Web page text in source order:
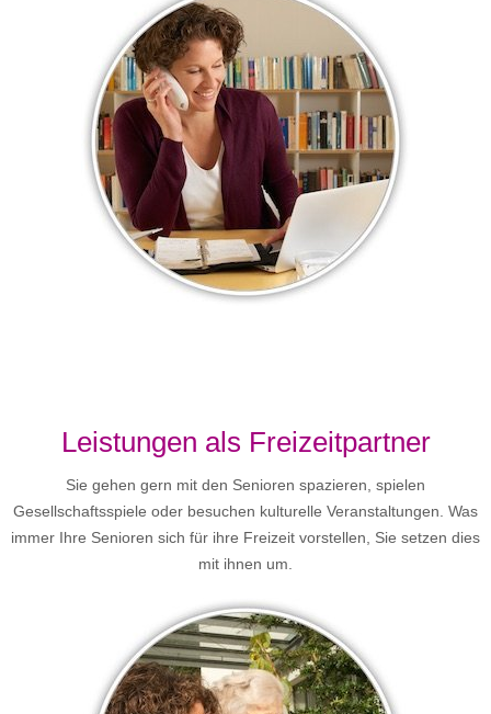
Leistungen als Freizeitpartner
Sie gehen gern mit den Senioren spazieren, spielen
Gesellschaftsspiele oder besuchen kulturelle Veranstaltungen. Was
immer Ihre Senioren sich für ihre Freizeit vorstellen, Sie setzen dies
mit ihnen um.